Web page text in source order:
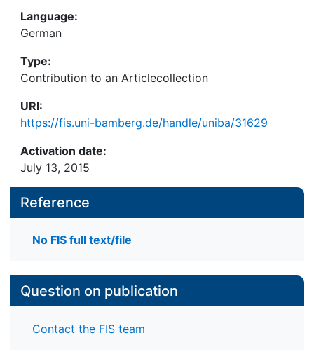
Language:
German
Type:
Contribution to an Articlecollection
URI:
https://fis.uni-bamberg.de/handle/uniba/31629
Activation date:
July 13, 2015
Reference
No FIS full text/file
Question on publication
Contact the FIS team